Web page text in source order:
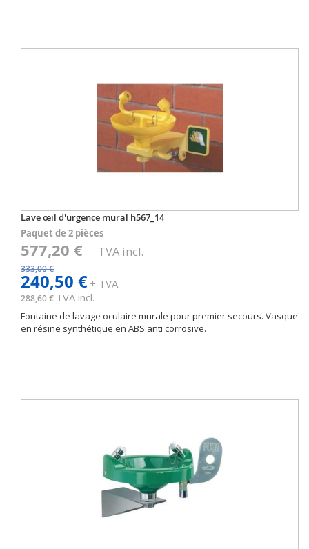
Lave œil d'urgence mural h567_14
Paquet de 2 pièces
577,20 € TVA incl.
333,00 €
240,50 €+ TVA
288,60 € TVA incl.
Fontaine de lavage oculaire murale pour premier secours. Vasque
en résine synthétique en ABS anti corrosive.